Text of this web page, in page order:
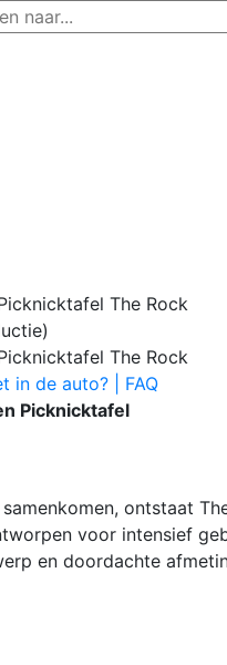
in de auto? | FAQ
Picknicktafel
ontstaat
voor intensief
en doordachte